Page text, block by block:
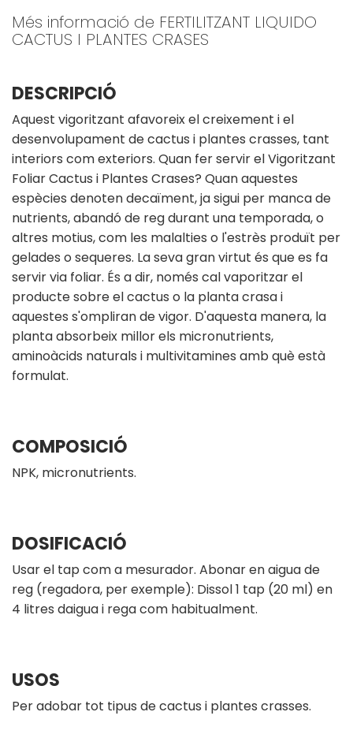
Més informació de FERTILITZANT LIQUIDO
CACTUS I PLANTES CRASES
DESCRIPCIÓ
Aquest vigoritzant afavoreix el creixement i el
desenvolupament de cactus i plantes crasses, tant
interiors com exteriors. Quan fer servir el Vigoritzant
Foliar Cactus i Plantes Crases? Quan aquestes
espècies denoten decaïment, ja sigui per manca de
nutrients, abandó de reg durant una temporada, o
altres motius, com les malalties o l'estrès produït per
gelades o sequeres. La seva gran virtut és que es fa
servir via foliar. És a dir, només cal vaporitzar el
producte sobre el cactus o la planta crasa i
aquestes s'ompliran de vigor. D'aquesta manera, la
planta absorbeix millor els micronutrients,
aminoàcids naturals i multivitamines amb què està
formulat.
COMPOSICIÓ
NPK, micronutrients.
DOSIFICACIÓ
Usar el tap com a mesurador. Abonar en aigua de
reg (regadora, per exemple): Dissol 1 tap (20 ml) en
4 litres daigua i rega com habitualment.
USOS
Per adobar tot tipus de cactus i plantes crasses.